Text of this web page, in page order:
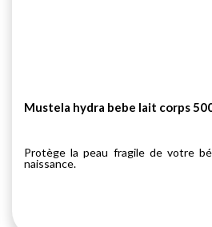
Mustela hydra bebe lait corps
Protège la peau fragile de votre
naissance.